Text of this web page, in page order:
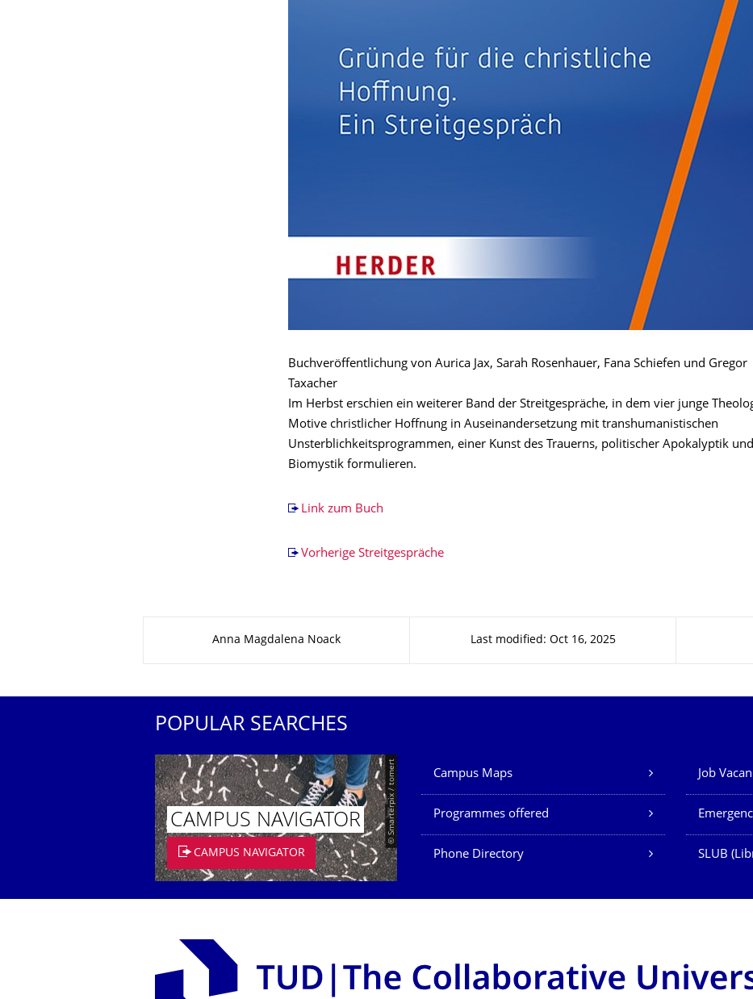
Buchveröffentlichung von Aurica Jax, Sarah Rosenhauer, Fana Schiefen und Gregor
Taxacher
Im Herbst erschien ein weiterer Band der Streitgespräche, in dem vier junge
Motive christlicher Hoffnung in Auseinandersetzung mit transhumanistischen
Unsterblichkeitsprogrammen, einer Kunst des Trauerns, politischer Apokalyptik und
Biomystik formulieren.
Link zum Buch
Vorherige Streitgespräche
Anna Magdalena Noack Last modified: Oct 16, 2025
POPULAR SEARCHES
© Smarterpix / tomert
CAMPUS NAVIGATOR
CAMPUS NAVIGATOR
Our Services
Campus Maps Job
Programmes offered
Phone Directory SLUB